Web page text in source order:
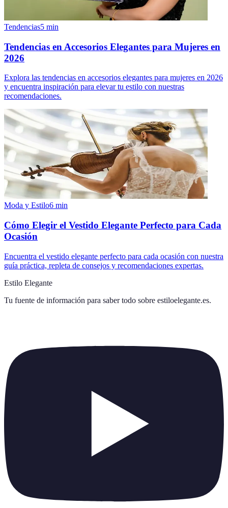
Tendencias5 min
Tendencias en Accesorios Elegantes para Mujeres en
2026
Explora las tendencias en accesorios elegantes para mujeres en 2026
y encuentra inspiración para elevar tu estilo con nuestras
recomendaciones.
Moda y Estilo6 min
Cómo Elegir el Vestido Elegante Perfecto para Cada
Ocasión
Encuentra el vestido elegante perfecto para cada ocasión con nuestra
guía práctica, repleta de consejos y recomendaciones expertas.
Estilo Elegante
Tu fuente de información para saber todo sobre estiloelegante.es.